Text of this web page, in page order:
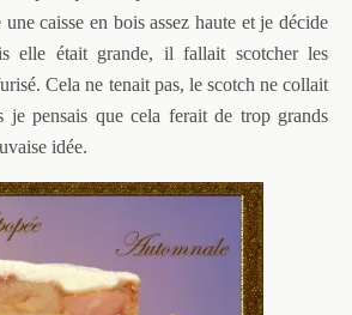
caisse en bois assez haute et je décide
elle était grande, il fallait scotcher les
Cela ne tenait pas, le scotch ne collait
je pensais que cela ferait de trop grands
idée.